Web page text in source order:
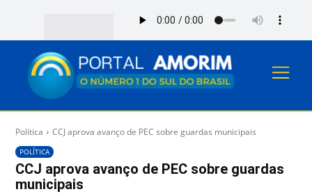
Política CCJ aprova avanço de PEC sobre guardas municipais
POLÍTICA
CCJ aprova avanço de PEC sobre guardas
municipais